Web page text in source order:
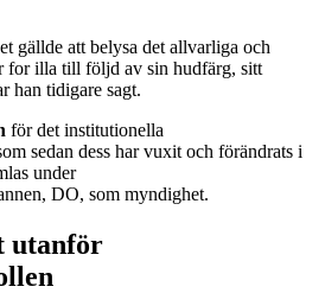
gällde att belysa det allvarliga och
for illa till följd av sin hudfärg, sitt
han tidigare sagt.
för det institutionella
sedan dess har vuxit och förändrats i
under
DO, som myndighet.
utanför